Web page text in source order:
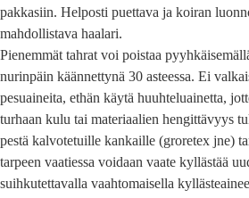
pakkasiin. Helposti puettava ja koiran
mahdollistava haalari.
Pienemmät tahrat voi poistaa
nurinpäin käännettynä 30 asteessa. Ei
pesuaineita, ethän käytä huuhteluainetta,
turhaan kulu tai materiaalien hengittävyys
pestä kalvotetuille kankaille (groretex jne)
tarpeen vaatiessa voidaan vaate kyllästää
suihkutettavalla vaahtomaisella